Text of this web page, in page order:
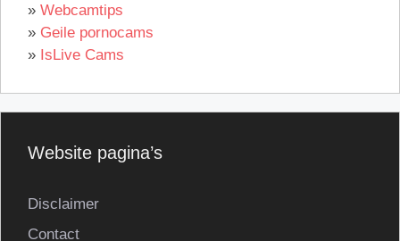
» Webcamtips
» Geile pornocams
» IsLive Cams
Website pagina’s
Disclaimer
Contact